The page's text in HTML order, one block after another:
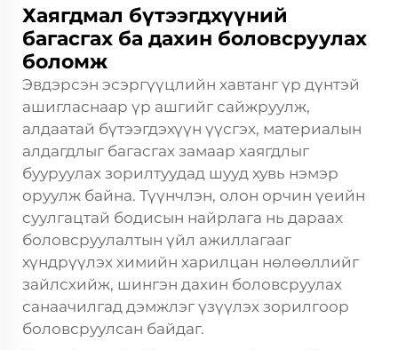
Хаягдмал бүтээгдхүүний
багасгах ба дахин боловсруулах
боломж
Эвдэрсэн эсэргүүцлийн хавтанг үр дүнтэй
ашигласнаар үр ашгийг сайжруулж,
алдаатай бүтээгдэхүүн үүсгэх, материалын
алдагдлыг багасгах замаар хаягдлыг
бууруулах зорилтуудад шууд хувь нэмэр
оруулж байна. Түүнчлэн, олон орчин үеийн
суулгацтай бодисын найрлага нь дараах
боловсруулалтын үйл ажиллагааг
хүндрүүлэх химийн харилцан нөлөөллийг
зайлсхийж, шингэн дахин боловсруулах
санаачилгад дэмжлэг үзүүлэх зорилгоор
боловсруулсан байдаг.